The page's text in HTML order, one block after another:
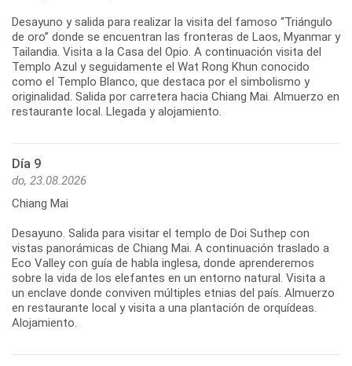
Desayuno y salida para realizar la visita del famoso “Triángulo
de oro” donde se encuentran las fronteras de Laos, Myanmar y
Tailandia. Visita a la Casa del Opio. A continuación visita del
Templo Azul y seguidamente el Wat Rong Khun conocido
como el Templo Blanco, que destaca por el simbolismo y
originalidad. Salida por carretera hacia Chiang Mai. Almuerzo en
Día 9
do, 23.08.2026
Chiang Mai
Desayuno. Salida para visitar el templo de Doi Suthep con
vistas panorámicas de Chiang Mai. A continuación traslado a
Eco Valley con guía de habla inglesa, donde aprenderemos
sobre la vida de los elefantes en un entorno natural. Visita a
un enclave donde conviven múltiples etnias del país. Almuerzo
en restaurante local y visita a una plantación de orquídeas.